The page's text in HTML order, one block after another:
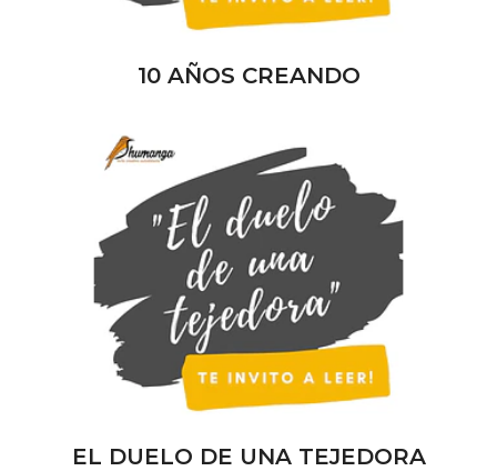
10 AÑOS CREANDO
EL DUELO DE UNA TEJEDORA